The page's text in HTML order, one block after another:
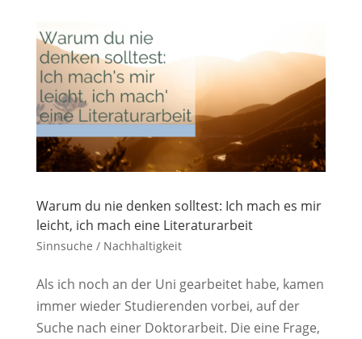
Warum du nie denken solltest: Ich mach es mir
leicht, ich mach eine Literaturarbeit
Sinnsuche / Nachhaltigkeit
Als ich noch an der Uni gearbeitet habe, kamen
immer wieder Studierenden vorbei, auf der
Suche nach einer Doktorarbeit. Die eine Frage,